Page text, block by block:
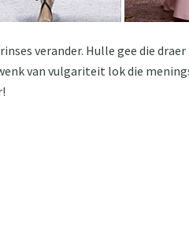
verander. Hulle gee die
van vulgariteit lok die